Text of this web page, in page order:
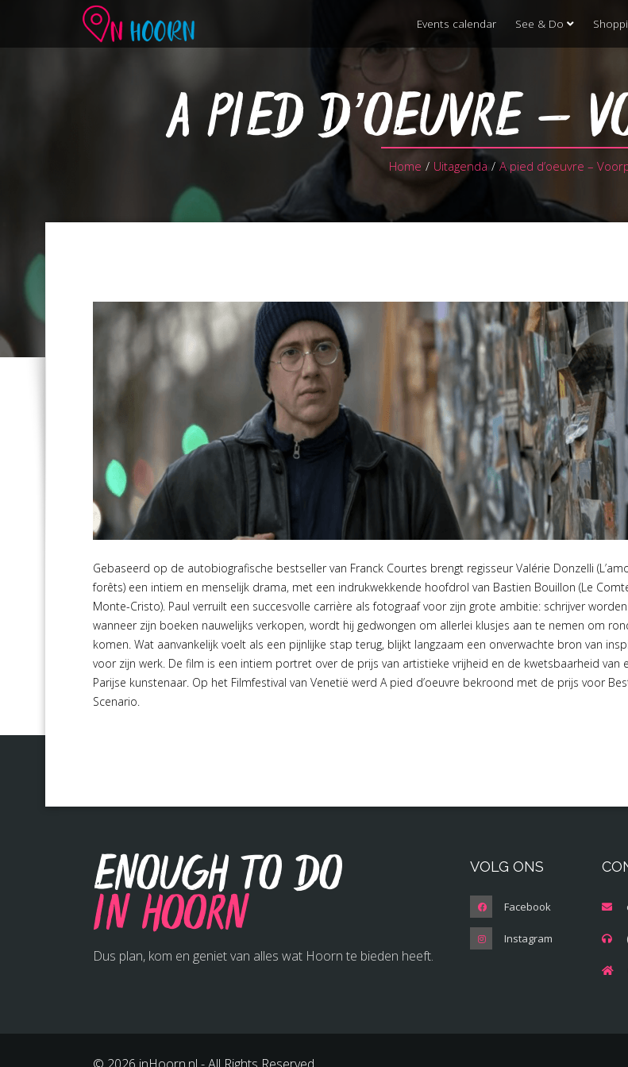
Events calendar See & Do
A PIED D’OEUVRE –
Home / Uitagenda / A pied d’oeuvre –
Gebaseerd op de autobiografische bestseller van Franck Courtes brengt regisseur Valérie Donzelli
forêts) een intiem en menselijk drama, met een indrukwekkende hoofdrol van Bastien Bouillon (Le
Monte-Cristo). Paul verruilt een succesvolle carrière als fotograaf voor zijn grote ambitie: schrijver
wanneer zijn boeken nauwelijks verkopen, wordt hij gedwongen om allerlei klusjes aan te nemen om
komen. Wat aanvankelijk voelt als een pijnlijke stap terug, blijkt langzaam een onverwachte bron van
voor zijn werk. De film is een intiem portret over de prijs van artistieke vrijheid en de kwetsbaarheid van
Parijse kunstenaar. Op het Filmfestival van Venetië werd A pied d’oeuvre bekroond met de prijs voor
Scenario.
Enough to do
in Hoorn
Dus plan, kom en geniet van alles wat Hoorn te bieden heeft.
VOLG ONS
Facebook
Instagram